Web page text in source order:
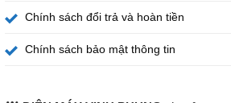
Chính sách đổi trả và hoàn tiền
Chính sách bảo mật thông tin